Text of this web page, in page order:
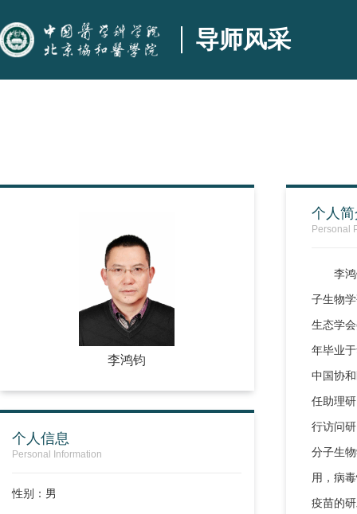
导师风采
李鸿钧
个人信息
Personal Information
性别：男
个人
Personal
李
子生物
生态学
年毕业
中国协
任助理
行访问
分子生
用，病
疫苗的